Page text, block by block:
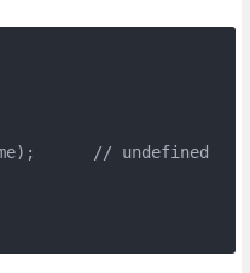
// undefined